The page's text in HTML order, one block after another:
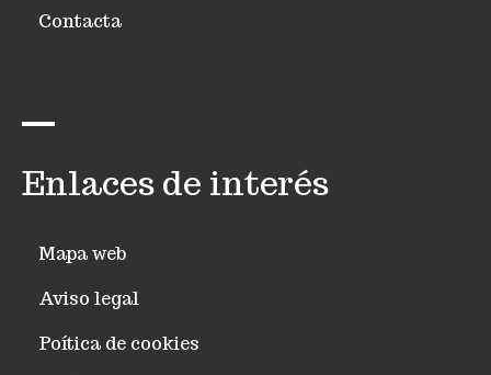
Contacta
Enlaces de interés
Mapa web
Aviso legal
Poítica de cookies